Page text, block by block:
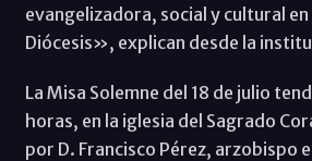
evangelizadora, social y cultural
Diócesis», explican desde la
La Misa Solemne del 18 de julio
horas, en la iglesia del Sagrado
por D. Francisco Pérez, arzobispo